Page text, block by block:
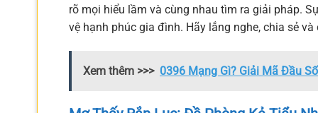
rõ mọi hiểu lầm và cùng nhau tìm ra giải pháp.
vệ hạnh phúc gia đình. Hãy lắng nghe, chia sẻ
Xem thêm >>> 0396 Mạng Gì? Giải Mã Đầu